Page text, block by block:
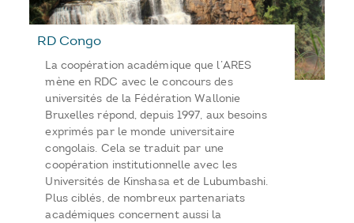
RD Congo
La coopération académique que l’ARES
mène en RDC avec le concours des
universités de la Fédération Wallonie
Bruxelles répond, depuis 1997, aux besoins
exprimés par le monde universitaire
congolais. Cela se traduit par une
coopération institutionnelle avec les
Universités de Kinshasa et de Lubumbashi.
Plus ciblés, de nombreux partenariats
académiques concernent aussi la